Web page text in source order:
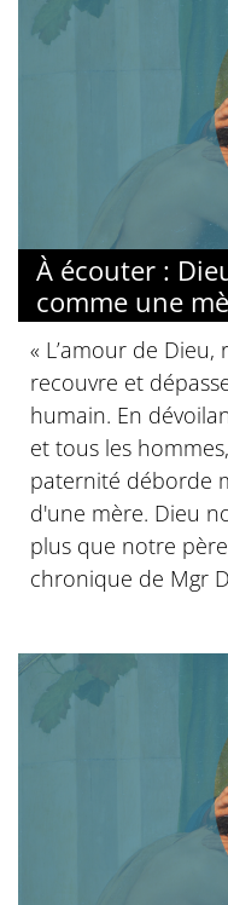
À écouter :
comme une
« L’amour de Dieu,
recouvre et
humain. En
et tous les
paternité déborde
d'une mère. Dieu
plus que notre
chronique de Mgr